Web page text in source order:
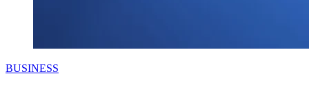
Categories
BUSINESS